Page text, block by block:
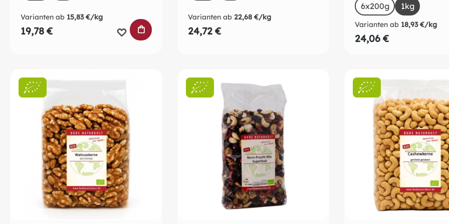
Varianten ab 15,83 €/kg
19,78 € IN DEN WARENKORB
Varianten ab 22,68 €/kg
24,72 €
6x200g 1kg(Diese
Varianten ab 18,93 €/kg
24,06 €